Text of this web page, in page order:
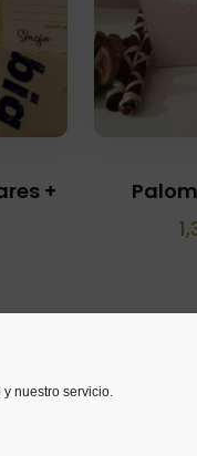
nuestro servicio.
+